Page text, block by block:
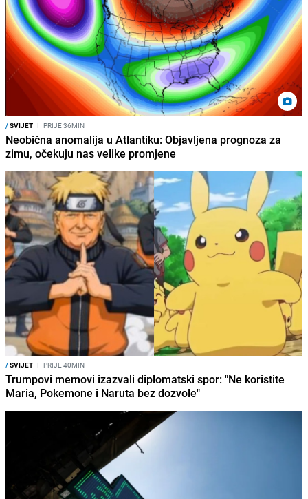
/SVIJET I PRIJE 36MIN
Neobična anomalija u Atlantiku: Objavljena prognoza za
zimu, očekuju nas velike promjene
/SVIJET I PRIJE 40MIN
Trumpovi memovi izazvali diplomatski spor: "Ne koristite
Maria, Pokemone i Naruta bez dozvole"